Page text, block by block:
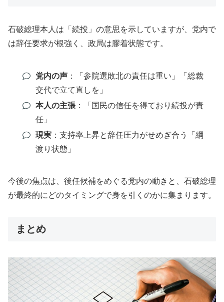
石破総理本人は「続投」の意思を示していますが、党内で
は辞任要求が根強く、政局は膠着状態です。
党内の声：「参院選敗北の責任は重い」「総裁
交代で立て直しを」
本人の主張：「国民の信任を得ており続投が責
任」
現実：支持率上昇と辞任圧力がせめぎ合う「綱
渡り状態」
今後の焦点は、後任候補をめぐる党内の動きと、石破総理
が最終的にどのタイミングで身を引くのかに集まります。
まとめ